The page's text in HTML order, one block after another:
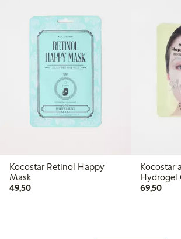
Kocostar Retinol Happy
Mask
49,5049,50 kr
Kocostar
Hydrogel
69,5069,50